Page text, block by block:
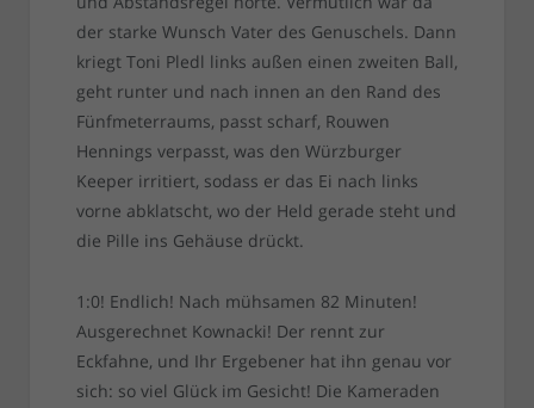
der starke Wunsch Vater des Genuschels. Dann
kriegt Toni Pledl links außen einen zweiten Ball,
geht runter und nach innen an den Rand des
Fünfmeterraums, passt scharf, Rouwen
Hennings verpasst, was den Würzburger
Keeper irritiert, sodass er das Ei nach links
vorne abklatscht, wo der Held gerade steht und
die Pille ins Gehäuse drückt.
1:0! Endlich! Nach mühsamen 82 Minuten!
Ausgerechnet Kownacki! Der rennt zur
Eckfahne, und Ihr Ergebener hat ihn genau vor
sich: so viel Glück im Gesicht! Die Kameraden